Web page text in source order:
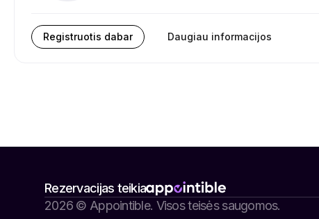
Registruotis dabar Daugiau informacijos
Rezervacijas teikia
2026 © Appointible. Visos teisės saugomos.